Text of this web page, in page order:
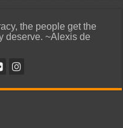
the people get the
deserve. ~Alexis de